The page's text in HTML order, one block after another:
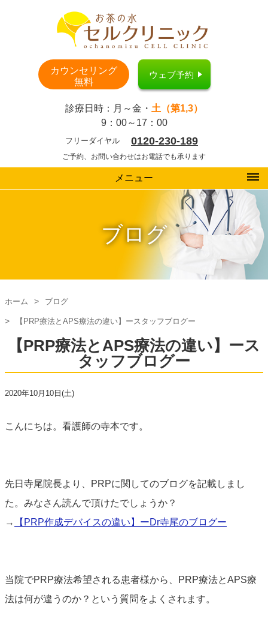
カウンセリング
無料
ウェブ予約
診療日時：月～金・ 土（第1,3）
9：00～17：00
フリーダイヤル 0120-230-189
ご予約、お問い合わせはお電話でも承ります
メニュー
ブログ
ホーム ブログ
【PRP療法とAPS療法の違い】ースタッフブログー
【PRP療法とAPS療法の違い】ース
タッフブログー
2020年10月10日(土)
こんにちは。看護師の寺本です。
先日寺尾院長より、PRPに関してのブログを記載しまし
た。みなさん読んで頂けたでしょうか？
→
【 PRP作成デバイスの違い】ーDr寺尾のブログー
当院でPRP療法希望される患者様から、PRP療法とAPS療
法は何が違うのか？という質問をよくされます。